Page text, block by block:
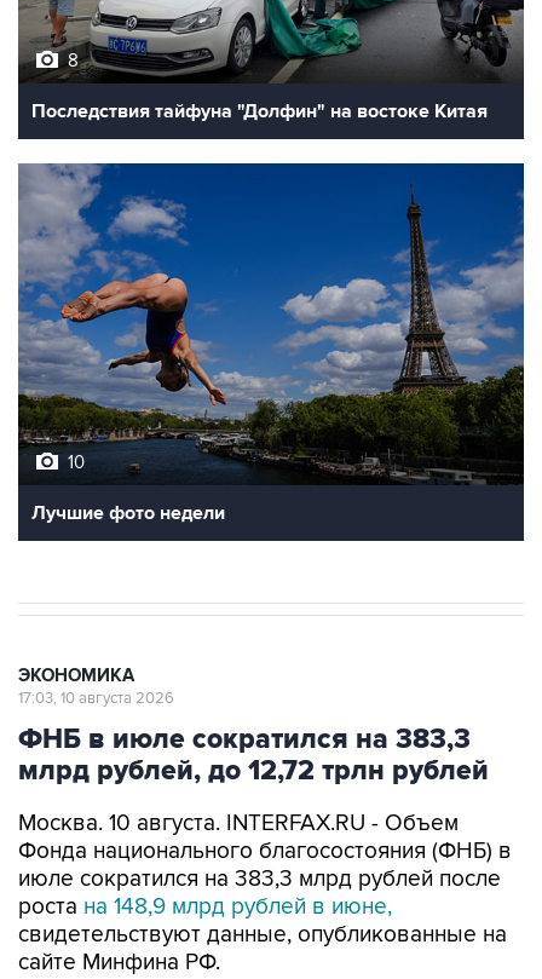
8
Последствия тайфуна "Долфин" на востоке Китая
10
Лучшие фото недели
ЭКОНОМИКА
17:03, 10 августа 2026
ФНБ в июле сократился на 383,3
млрд рублей, до 12,72 трлн рублей
Москва. 10 августа. INTERFAX.RU - Объем
Фонда национального благосостояния (ФНБ) в
июле сократился на 383,3 млрд рублей после
роста на 148,9 млрд рублей в июне,
свидетельствуют данные, опубликованные на
сайте Минфина РФ.